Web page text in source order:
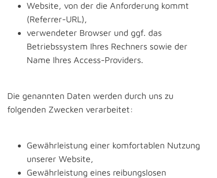
Website, von der die Anforderung kommt
(Referrer-URL),
verwendeter Browser und ggf. das
Betriebssystem Ihres Rechners sowie der
Name Ihres Access-Providers.
Die genannten Daten werden durch uns zu
folgenden Zwecken verarbeitet:
Gewährleistung einer komfortablen Nutzung
unserer Website,
Gewährleistung eines reibungslosen